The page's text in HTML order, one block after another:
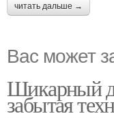
читать дальше →
Вас может
Шикарный
забытая